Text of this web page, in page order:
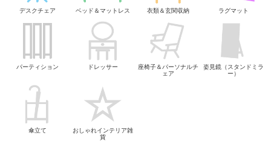
デスクチェア ベッド＆マットレス 衣類＆玄関収納 ラグマット
パーティション ドレッサー
座椅子＆パーソナルチ
ェア
姿見鏡（スタンドミラ
ー）
傘立て
おしゃれインテリア雑
貨